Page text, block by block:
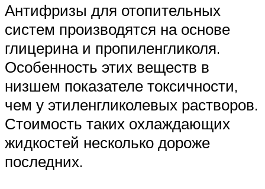
Антифризы для отопительных
систем производятся на основе
глицерина и пропиленгликоля.
Особенность этих веществ в
низшем показателе токсичности,
чем у этиленгликолевых растворов.
Стоимость таких охлаждающих
жидкостей несколько дороже
последних.